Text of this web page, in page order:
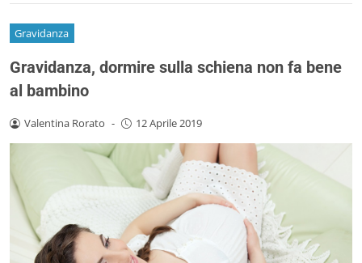
Gravidanza
Gravidanza, dormire sulla schiena non fa bene
al bambino
Valentina Rorato - 12 Aprile 2019